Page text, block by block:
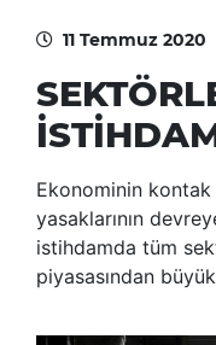
11 Temmuz 2020
Ekonominin kontak
yasaklarının
istihdamda tüm
piyasasından